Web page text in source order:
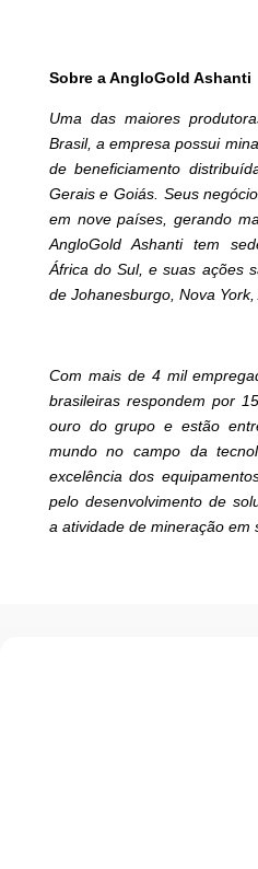
Sobre a AngloGold Ashanti
Uma das maiores
Brasil, a empresa possui
de beneficiamento
Gerais e Goiás. Seus
em nove países, gerando
AngloGold Ashanti tem
África do Sul, e suas ações
de Johanesburgo, Nova York,
Com mais de 4 mil
brasileiras respondem por
ouro do grupo e estão
mundo no campo da
excelência dos
pelo desenvolvimento de
a atividade de mineração em